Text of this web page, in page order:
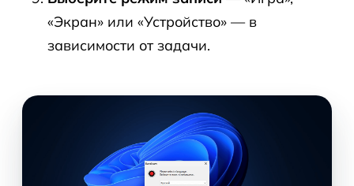
«Экран» или «Устройство» — в
зависимости от задачи.